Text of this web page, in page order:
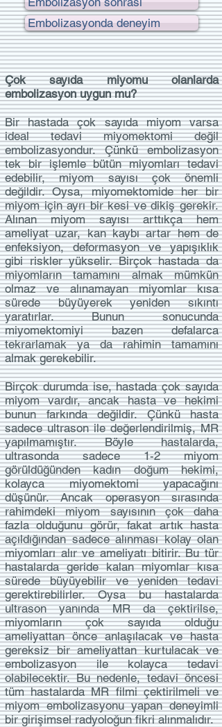
Embolizasyonda deneyim
Çok sayıda miyomu olanlarda
embolizasyon uygun mu?
Bir hastada çok sayıda miyom varsa
ideal tedavi miyomektomi değil
embolizasyondur. Çünkü embolizasyon
tek bir işlemle bütün miyomları tedavi
edebilir, miyom sayısı çok önemli
değildir. Oysa, miyomektomide her bir
miyom için ayrı bir kesi ve dikiş gerekir.
Alınan miyom sayısı arttıkça hem
ameliyat uzar, kan kaybı artar hem de
enfeksiyon, deformasyon ve yapışıklık
gibi riskler yükselir. Birçok hastada da
miyomların tamamını almak mümkün
olmaz ve alınamayan miyomlar kısa
sürede büyüyerek yeniden sıkıntı
yaratırlar. Bunun sonucunda
miyomektomiyi bazen defalarca
tekrarlamak ya da rahimin tamamını
almak gerekebilir.
Birçok durumda ise, hastada çok sayıda
miyom vardır, ancak hasta ve hekimi
bunun farkında değildir. Çünkü hasta
sadece ultrason ile değerlendirilmiş, MR
yapılmamıştır. Böyle hastalarda,
ultrasonda sadece 1-2 miyom
görüldüğünden kadın doğum hekimi,
kolayca miyomektomi yapacağını
düşünür. Ancak operasyon sırasında
rahimdeki miyom sayısının çok daha
fazla olduğunu görür, fakat artık hasta
açıldığından sadece alınması kolay olan
miyomları alır ve ameliyatı bitirir. Bu tür
hastalarda geride kalan miyomlar kısa
sürede büyüyebilir ve yeniden tedavi
gerektirebilirler. Oysa bu hastalarda
ultrason yanında MR da çektirilse,
miyomların çok sayıda olduğu
ameliyattan önce anlaşılacak ve hasta
gereksiz bir ameliyattan kurtulacak ve
embolizasyon ile kolayca tedavi
olabilecektir. Bu nedenle, tedavi öncesi
tüm hastalarda MR filmi çektirilmeli ve
miyom embolizasyonu yapan deneyimli
bir girişimsel radyoloğun fikri alınmalıdır.